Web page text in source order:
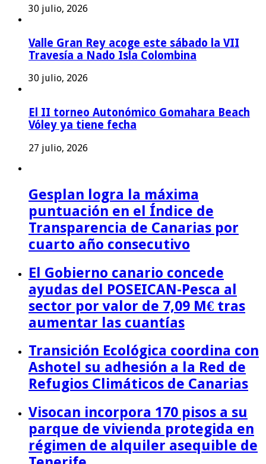
30 julio, 2026
Valle Gran Rey acoge este sábado la VII
Travesía a Nado Isla Colombina
30 julio, 2026
El II torneo Autonómico Gomahara Beach
Vóley ya tiene fecha
27 julio, 2026
Gesplan logra la máxima
puntuación en el Índice de
Transparencia de Canarias por
cuarto año consecutivo
El Gobierno canario concede
ayudas del POSEICAN-Pesca al
sector por valor de 7,09 M€ tras
aumentar las cuantías
Transición Ecológica coordina con
Ashotel su adhesión a la Red de
Refugios Climáticos de Canarias
Visocan incorpora 170 pisos a su
parque de vivienda protegida en
régimen de alquiler asequible de